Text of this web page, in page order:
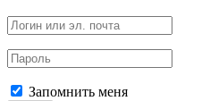
Запомнить меня